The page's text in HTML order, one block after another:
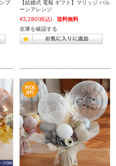
ブ
【結婚式 電報 ギフト】マリッジ バル
ーンアレンジ
¥3,280(税込)
送料無料
在庫を確認する